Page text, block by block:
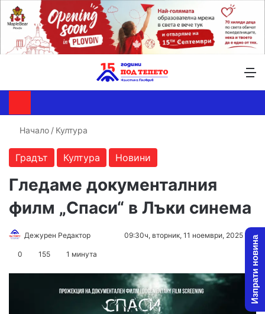
Начало / Култура
Градът Култура Новини
Гледаме документалния
филм „Спаси“ в Лъки синема
Дежурен Редактор
Send09:30ч, вторник, 11 ноември, 2025
0 155 1 минута Изпрати новина